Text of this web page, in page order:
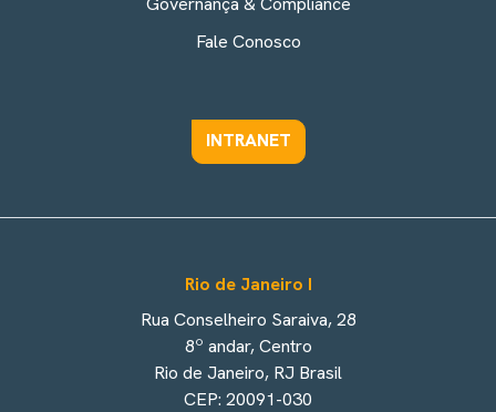
Fale Conosco
INTRANET
Rio de Janeiro I
Rua Conselheiro Saraiva, 28
8º andar, Centro
Rio de Janeiro, RJ Brasil
CEP: 20091-030